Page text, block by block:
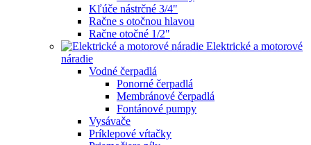
Kľúče nástrčné 3/4"
Račne s otočnou hlavou
Račne otočné 1/2"
Elektrické a motorové
náradie
Vodné čerpadlá
Ponorné čerpadlá
Membránové čerpadlá
Fontánové pumpy
Vysávače
Príklepové vŕtačky